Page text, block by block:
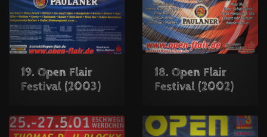
19. Open Flair
Festival (2003)
18. Open Flair
Festival (2002)